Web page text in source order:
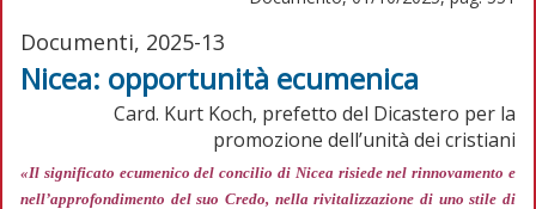
Documenti, 2025-13
Nicea: opportunità ecumenica
Card. Kurt Koch, prefetto del Dicastero per la
promozione dell’unità dei cristiani
«Il significato ecumenico del concilio di Nicea risiede nel rinnovamento e
nell’approfondimento del suo Credo, nella rivitalizzazione di uno stile di